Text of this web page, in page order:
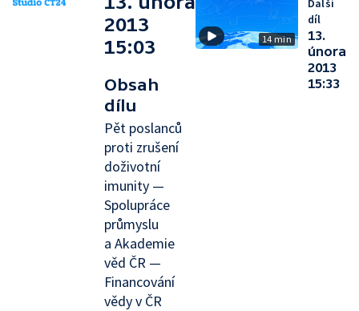
2013
15:03
Obsah
dílu
Pět poslanců
proti zrušení
doživotní
imunity —
Spolupráce
průmyslu
a Akademie
věd ČR —
Financování
vědy v ČR
14 min
Další
díl
13.
února
2013
15:33